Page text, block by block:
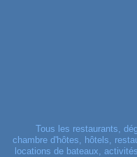
Tous les restaurants,
chambre d'hôtes, hôtels,
locations de bateaux,